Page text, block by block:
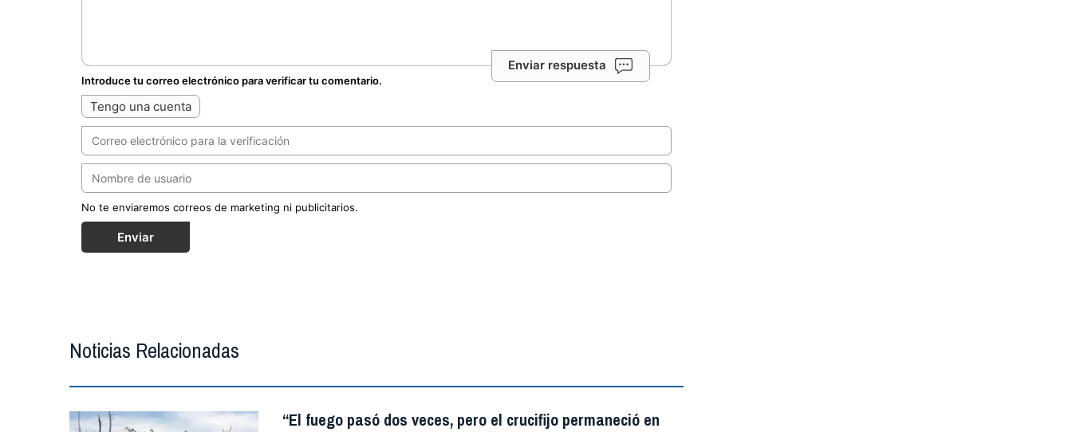
Enviar respuesta
Introduce tu correo electrónico para verificar tu comentario.
Tengo una cuenta
No te enviaremos correos de marketing ni publicitarios.
Enviar
Noticias Relacionadas
“El fuego pasó dos veces, pero el crucifijo permaneció en